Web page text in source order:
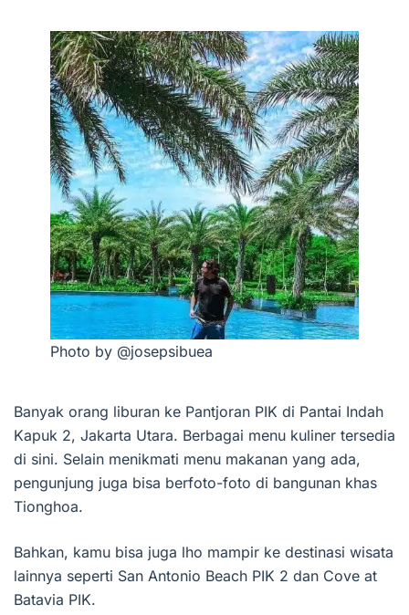
Photo by @josepsibuea
Banyak orang liburan ke Pantjoran PIK di Pantai Indah
Kapuk 2, Jakarta Utara. Berbagai menu kuliner tersedia
di sini. Selain menikmati menu makanan yang ada,
pengunjung juga bisa berfoto-foto di bangunan khas
Tionghoa.
Bahkan, kamu bisa juga lho mampir ke destinasi wisata
lainnya seperti San Antonio Beach PIK 2 dan Cove at
Batavia PIK.